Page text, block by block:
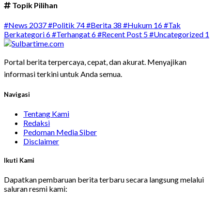
Topik Pilihan
#News 2037#Politik 74#Berita 38 #Hukum 16#Tak
Berkategori6#Terhangat6#Recent Post 5#Uncategorized 1
Portal berita terpercaya, cepat, dan akurat. Menyajikan
informasi terkini untuk Anda semua.
Navigasi
Tentang Kami
Redaksi
Pedoman Media Siber
Disclaimer
Ikuti Kami
Dapatkan pembaruan berita terbaru secara langsung melalui
saluran resmi kami: